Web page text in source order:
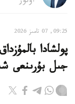
09:25, 07 تامىز 2026
جىل بۇرىنعى